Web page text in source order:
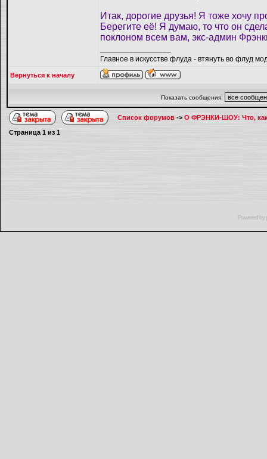
Итак, дорогие друзья! Я тоже хочу
Берегите её! Я думаю, то что он
поклоном всем вам, экс-админ
Главное в искусстве флуда - втянуть во флуд
Вернуться к началу
Показать сообщения:
Список форумов -> О ФРЭНКИ-ШОУ: Что,
Страница 1 из 1
Powered by